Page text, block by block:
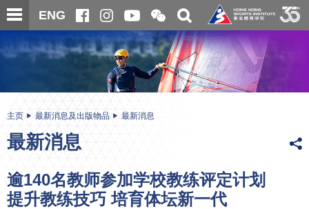
跳
至
内
ENG
开
合
微
信
二
维
码
关
搜
寻
内
主页 最新消息及出版物品 最新消息
最新消息
逾140名教师参加学校教练评定计划
提升教练技巧 培育体坛新一代